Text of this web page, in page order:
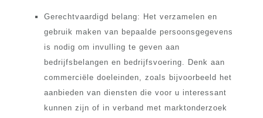
Gerechtvaardigd belang: Het verzamelen en
gebruik maken van bepaalde persoonsgegevens
is nodig om invulling te geven aan
bedrijfsbelangen en bedrijfsvoering. Denk aan
commerciële doeleinden, zoals bijvoorbeeld het
aanbieden van diensten die voor u interessant
kunnen zijn of in verband met marktonderzoek